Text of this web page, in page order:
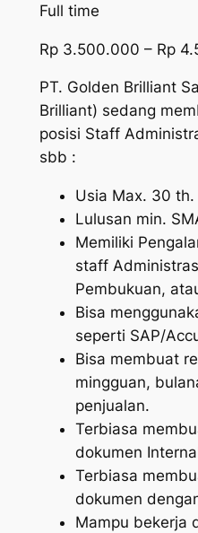
Full time
Rp 3.500.000 – Rp
PT. Golden Brilliant
Brilliant) sedang
posisi Staff
sbb :
Usia Max. 30 th.
Lulusan min.
Memiliki
staff
Pembukuan,
Bisa
seperti SAP/
Bisa membuat
mingguan,
penjualan.
Terbiasa
dokumen
Terbiasa
dokumen
Mampu bekerja